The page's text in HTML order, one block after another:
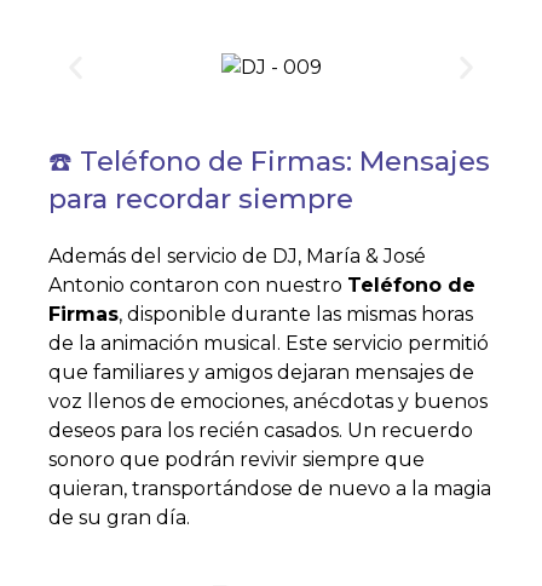
☎️ Teléfono de Firmas: Mensajes
para recordar siempre
Además del servicio de DJ, María & José
Antonio contaron con nuestro Teléfono de
Firmas, disponible durante las mismas horas
de la animación musical. Este servicio permitió
que familiares y amigos dejaran mensajes de
voz llenos de emociones, anécdotas y buenos
deseos para los recién casados. Un recuerdo
sonoro que podrán revivir siempre que
quieran, transportándose de nuevo a la magia
de su gran día.